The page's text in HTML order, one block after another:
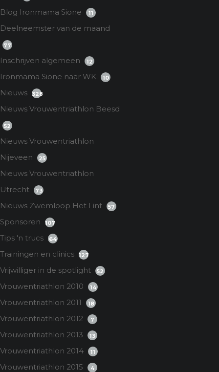
Blog Ironmama Sione 11
Deelneemster van de maand
77
Inschrijven algemeen 12
Ironmama Sione naar WK 10
Nieuws 328
Nieuws Vrouwentriathlon Beesd
52
Nieuws Vrouwentriathlon
Nijeveen
25
Nieuws Vrouwentriathlon
Utrecht
73
Nieuws Zwemloop Het Lint 57
Sponsoren 107
Tips 'n trucs 64
Trainingen en clinics 127
Vrijwilliger in de spotlight 52
Vrouwentriathlon 2010 14
Vrouwentriathlon 2011 18
Vrouwentriathlon 2012 7
Vrouwentriathlon 2013 13
Vrouwentriathlon 2014 11
Vrouwentriathlon 2015 4